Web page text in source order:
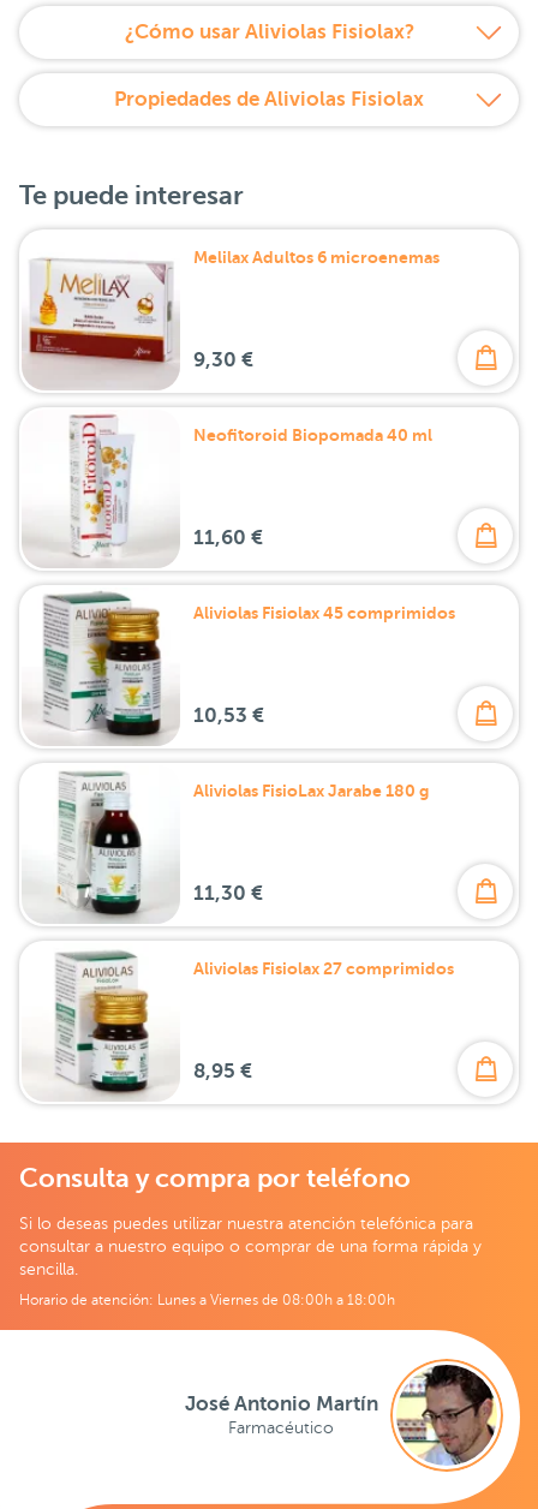
¿Cómo usar Aliviolas Fisiolax?
Propiedades de Aliviolas Fisiolax
Te puede interesar
Melilax Adultos 6 microenemas
9,30 €
Neofitoroid Biopomada 40 ml
11,60 €
Aliviolas Fisiolax 45 comprimidos
10,53 €
Aliviolas FisioLax Jarabe 180 g
11,30 €
Aliviolas Fisiolax 27 comprimidos
8,95 €
Consulta y compra por teléfono
Si lo deseas puedes utilizar nuestra atención telefónica para
consultar a nuestro equipo o comprar de una forma rápida y
sencilla.
Horario de atención: Lunes a Viernes de 08:00h a 18:00h
José Antonio Martín
Farmacéutico